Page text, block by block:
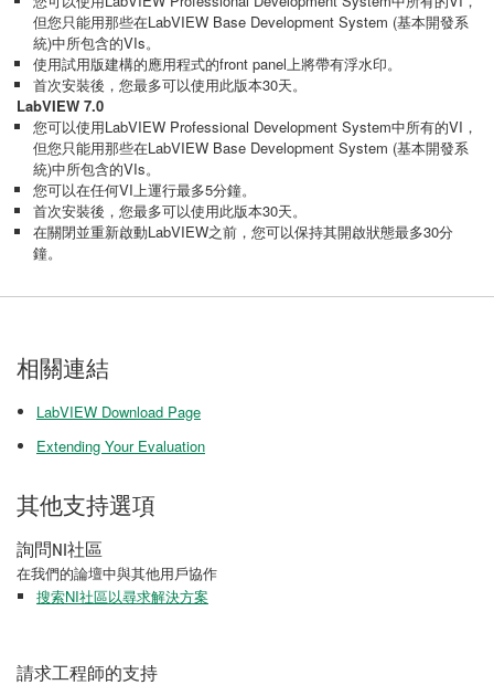
但您只能用那些在LabVIEW Base Development System (基本開發系
統)中所包含的VIs。
使用試用版建構的應用程式的front panel上將帶有浮水印。
首次安裝後，您最多可以使用此版本30天。
LabVIEW 7.0
您可以使用LabVIEW Professional Development System中所有的VI，
但您只能用那些在LabVIEW Base Development System (基本開發系
統)中所包含的VIs。
您可以在任何VI上運行最多5分鐘。
首次安裝後，您最多可以使用此版本30天。
在關閉並重新啟動LabVIEW之前，您可以保持其開啟狀態最多30分
鐘。
相關連結
LabVIEW Download Page
Extending Your Evaluation
其他支持選項
詢問NI社區
在我們的論壇中與其他用戶協作
搜索NI社區以尋求解決方案
請求工程師的支持